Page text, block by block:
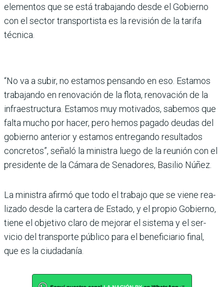
elementos que se está trabajando desde el Gobierno
con el sector trans­portista es la revisión de la tarifa
técnica.
“No va a subir, no estamos pensando en eso. Estamos
trabajando en renovación de la flota, renovación de la
infraestructura. Estamos muy motivados, sabemos que
falta mucho por hacer, pero hemos pagado deudas del
gobierno anterior y esta­mos entregando resultados
concretos”, señaló la minis­tra luego de la reunión con el
presidente de la Cámara de Senadores, Basilio Núñez.
La ministra afirmó que todo el trabajo que se viene rea­
lizado desde la cartera de Estado, y el propio Gobierno,
tiene el objetivo claro de mejorar el sistema y el ser­
vicio del transporte público para el beneficiario final,
que es la ciudadanía.